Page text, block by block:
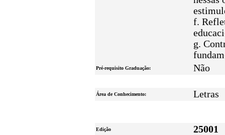
f.
g.
Pré-requisito Graduação: Não
Área de Conhecimento: Letras
Edição 25001